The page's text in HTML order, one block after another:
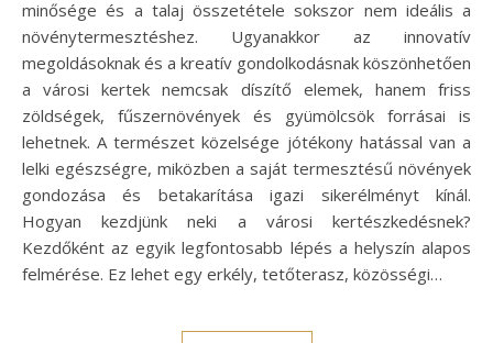
minősége és a talaj összetétele sokszor nem ideális a
növénytermesztéshez. Ugyanakkor az innovatív
megoldásoknak és a kreatív gondolkodásnak köszönhetően
a városi kertek nemcsak díszítő elemek, hanem friss
zöldségek, fűszernövények és gyümölcsök forrásai is
lehetnek. A természet közelsége jótékony hatással van a
lelki egészségre, miközben a saját termesztésű növények
gondozása és betakarítása igazi sikerélményt kínál.
Hogyan kezdjünk neki a városi kertészkedésnek?
Kezdőként az egyik legfontosabb lépés a helyszín alapos
felmérése. Ez lehet egy erkély, tetőterasz, közösségi…